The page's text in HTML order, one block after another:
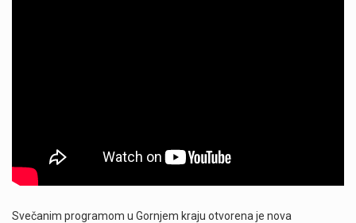
Svečanim programom u Gornjem kraju otvorena je nova